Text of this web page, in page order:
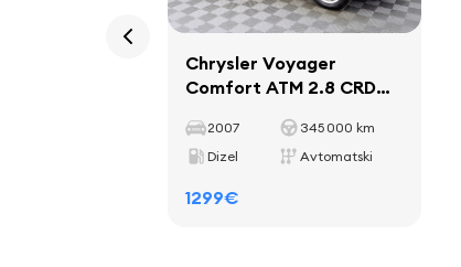
Chrysler Voyager
Comfort ATM 2.8 CRD
2007
345 000 km
Dizel
Avtomatski
1299€